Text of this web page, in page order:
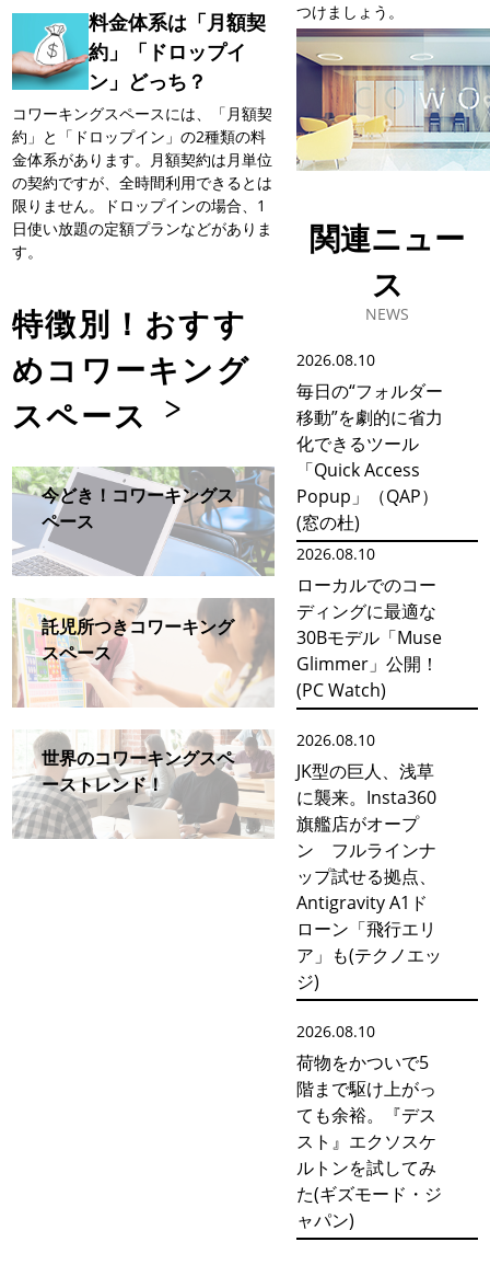
つけましょう。
関連ニュー
ス
2026.08.10
毎日の“フォルダー
移動”を劇的に省力
化できるツール
「Quick Access
Popup」（QAP）
(窓の杜)
2026.08.10
ローカルでのコー
ディングに最適な
30Bモデル「Muse
Glimmer」公開！
(PC Watch)
2026.08.10
JK型の巨人、浅草
に襲来。Insta360
旗艦店がオープ
ン フルラインナ
ップ試せる拠点、
Antigravity A1ド
ローン「飛行エリ
ア」も(テクノエッ
ジ)
2026.08.10
荷物をかついで5
階まで駆け上がっ
ても余裕。『デス
スト』エクソスケ
ルトンを試してみ
た(ギズモード・ジ
ャパン)
料金体系は「月額契
約」「ドロップイ
ン」どっち？
コワーキングスペースには、「月額契
約」と「ドロップイン」の2種類の料
金体系があります。月額契約は月単位
の契約ですが、全時間利用できるとは
限りません。ドロップインの場合、1
日使い放題の定額プランなどがありま
す。
特徴別！おすす
めコワーキング
スペース
今どき！コワーキングス
ペース
託児所つきコワーキング
スペース
世界のコワーキングスペ
ーストレンド！